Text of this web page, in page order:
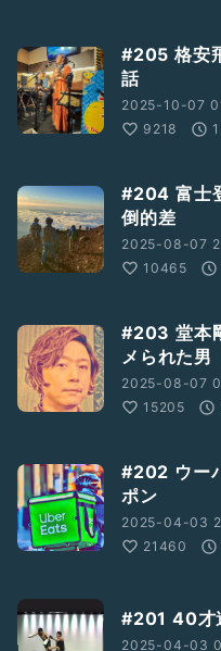
#205 格安
話
2025-10-07
9218
#204 富士
倒的差
2025-08-07
10465
#203 堂本
メられた男
2025-08-07
15205
#202 ウー
ポン
2025-04-03
21460
#201 40才
2025-04-03